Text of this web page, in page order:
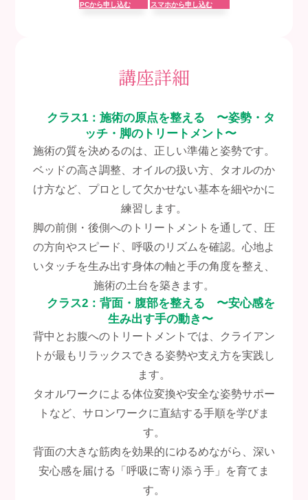
PCから申し込む スマホから申し込む
講座詳細
クラス1：施術の原点を整える 〜姿勢・タ
ッチ・脚のトリートメント〜
施術の質を決めるのは、正しい準備と姿勢です。
ベッドの高さ調整、オイルの扱い方、タオルのか
け方など、プロとして欠かせない基本を細やかに
練習します。
脚の前側・後側へのトリートメントを通して、圧
の方向やスピード、呼吸のリズムを確認。心地よ
いタッチを生み出す身体の軸と手の角度を整え、
施術の土台を築きます。
クラス2：背面・腹部を整える 〜安心感を
生み出す手の動き〜
背中とお腹へのトリートメントでは、クライアン
トが最もリラックスできる姿勢や支え方を実践し
ます。
タオルワークによる体位変換や安全な姿勢サポー
トなど、サロンワークに直結する手順を学びま
す。
背面の大きな筋肉を効果的にゆるめながら、深い
安心感を届ける「呼吸に寄り添う手」を育てま
す。